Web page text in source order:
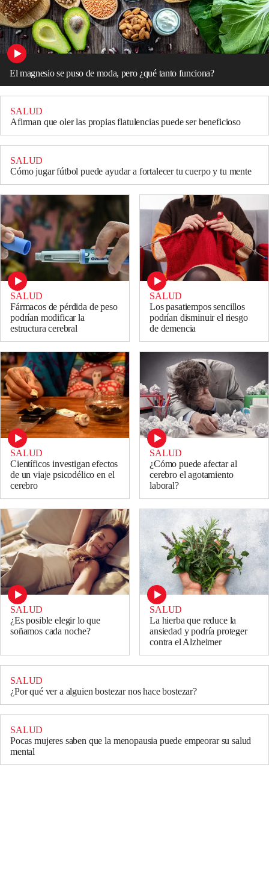
El magnesio se puso de moda, pero ¿qué tanto funciona?
SALUD
Afirman que oler las propias flatulencias puede ser beneficioso
SALUD
Cómo jugar fútbol puede ayudar a fortalecer tu cuerpo y tu mente
SALUD
Fármacos de pérdida de peso
podrían modificar la
estructura cerebral
SALUD
Los pasatiempos sencillos
podrían disminuir el riesgo
de demencia
SALUD
Científicos investigan efectos
de un viaje psicodélico en el
cerebro
SALUD
¿Cómo puede afectar al
cerebro el agotamiento
laboral?
SALUD
¿Es posible elegir lo que
soñamos cada noche?
SALUD
La hierba que reduce la
ansiedad y podría proteger
contra el Alzheimer
SALUD
¿Por qué ver a alguien bostezar nos hace bostezar?
SALUD
Pocas mujeres saben que la menopausia puede empeorar su salud
mental